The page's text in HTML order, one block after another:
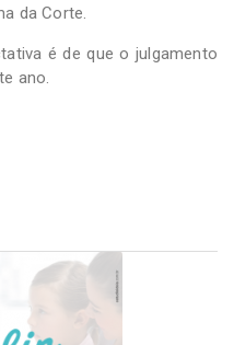
da Corte.
é de que o julgamento
ano.